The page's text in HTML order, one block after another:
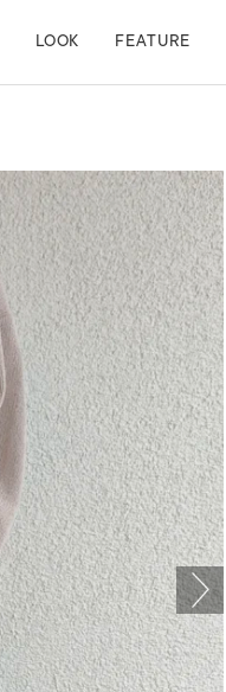
LOOK FEATURE